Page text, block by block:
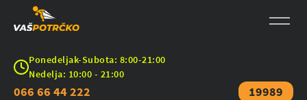
Ponedeljak-Subota: 8:00-21:00
Nedelja: 10:00 - 21:00
066 66 44 222 19989